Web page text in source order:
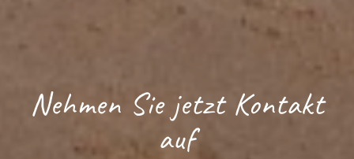
Nehmen Sie jetzt Kontakt
auf